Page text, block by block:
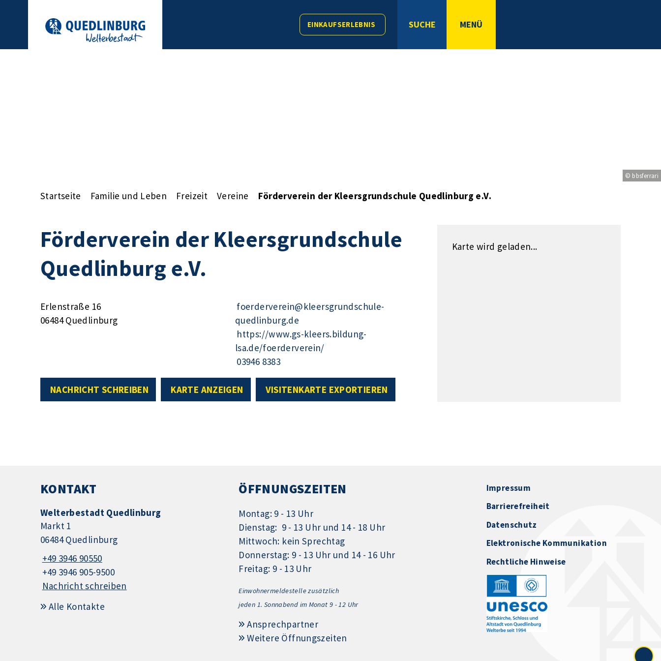
EINKAUFSERLEBNIS SUCHE MENÜ
© bbsferrari
Startseite Familie und Leben Freizeit Vereine Förderverein der Kleersgrundschule Quedlinburg e.V.
Förderverein der Kleersgrundschule
Quedlinburg e.V.
Erlenstraße 16
06484 Quedlinburg
foerderverein@kleersgrundschule-
quedlinburg.de
https://www.gs-kleers.bildung-
lsa.de/foerderverein/
03946 8383
NACHRICHT SCHREIBEN KARTE ANZEIGEN VISITENKARTE EXPORTIEREN
Karte wird geladen...
KONTAKT
Welterbestadt Quedlinburg
Markt 1
06484 Quedlinburg
+49 3946 90550
+49 3946 905-9500
Nachricht schreiben
Alle Kontakte
ÖFFNUNGSZEITEN
Montag: 9 - 13 Uhr
Dienstag: 9 - 13 Uhr und 14 - 18 Uhr
Mittwoch: kein Sprechtag
Donnerstag: 9 - 13 Uhr und 14 - 16 Uhr
Freitag: 9 - 13 Uhr
Einwohnermeldestelle zusätzlich
jeden 1. Sonnabend im Monat 9 - 12 Uhr
Ansprechpartner
Weitere Öffnungszeiten
Impressum
Barrierefreiheit
Datenschutz
Elektronische Kommunikation
Rechtliche Hinweise